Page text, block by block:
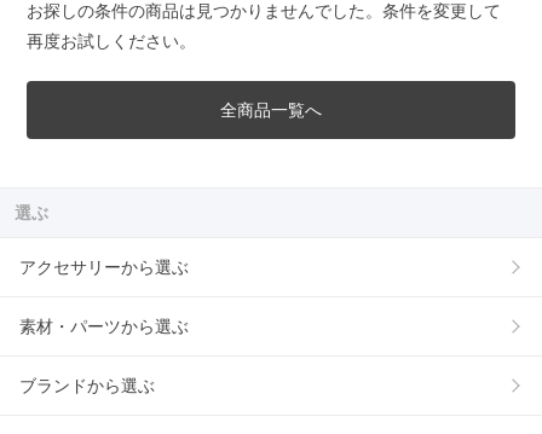
お探しの条件の商品は見つかりませんでした。条件を変更して
再度お試しください。
全商品一覧へ
選ぶ
アクセサリーから選ぶ
素材・パーツから選ぶ
ブランドから選ぶ